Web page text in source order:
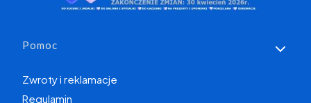
Linki w stopce
Pomoc
Zwroty i reklamacje
Regulamin